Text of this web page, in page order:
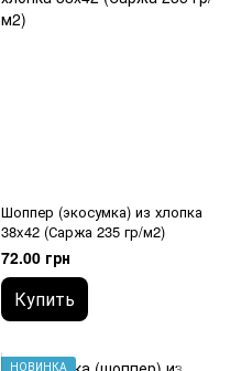
Шоппер (экосумка) из хлопка
38x42 (Саржа 235 гр/м2)
72.00 грн
Купить
НОВИНКА